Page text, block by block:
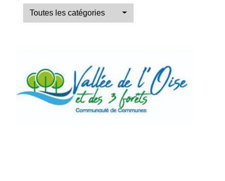
Toutes les catégories